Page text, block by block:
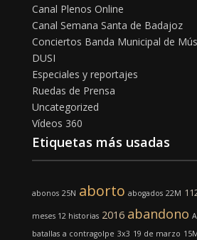
Canal Plenos Online
Canal Semana Santa de Badajoz
Conciertos Banda Municipal de
DUSI
Especiales y reportajes
Ruedas de Prensa
Uncategorized
Vídeos 360
Etiquetas más usadas
abonos 25N aborto abogados 22M
meses 12 historias 2016 abandono
batallas a contragolpe 3x3 19 de marzo